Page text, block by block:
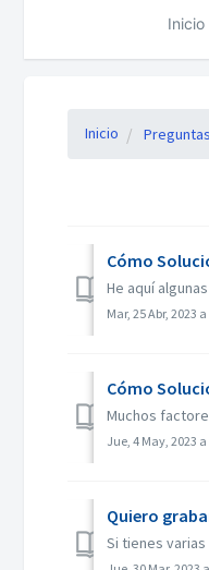
Inicio
Inicio
Cómo
He aquí
Mar, 25 Abr, 2023 a
Cómo
Muchos
Jue, 4 May, 2023 a
Quiero
Si tienes